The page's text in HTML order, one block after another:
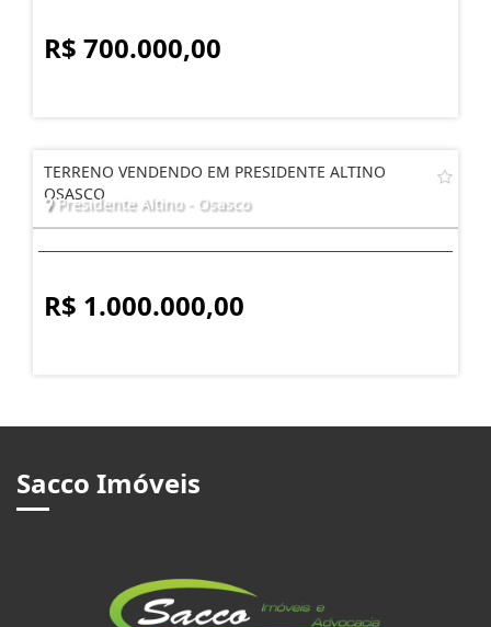
R$ 700.000,00
TERRENO VENDENDO EM PRESIDENTE ALTINO
OSASCO
Presidente Altino - Osasco
R$ 1.000.000,00
Sacco Imóveis